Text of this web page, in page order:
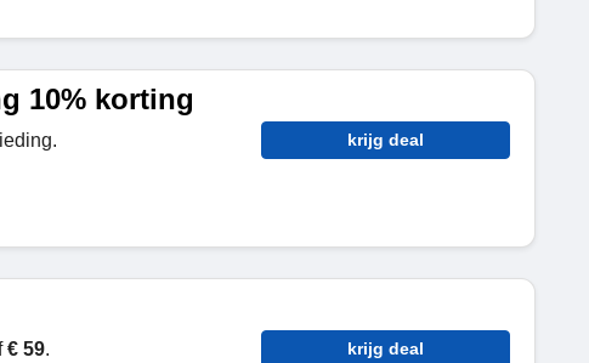
10% korting
krijg deal
€ 59. krijg deal